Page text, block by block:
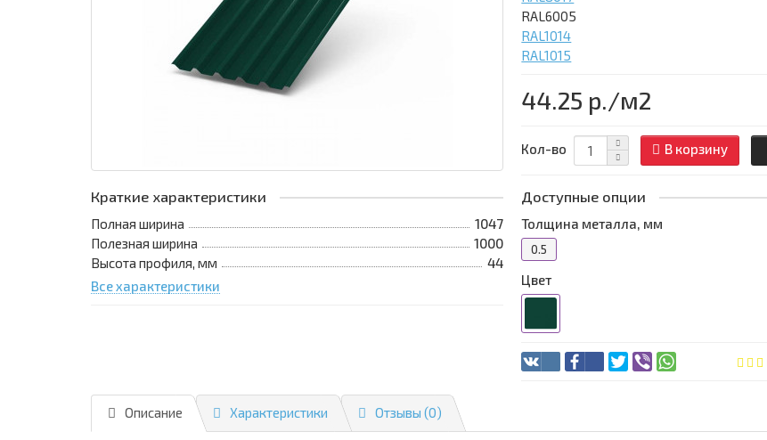
Краткие характеристики
Полная ширина
1047
Полезная ширина
1000
Высота профиля, мм
44
Все характеристики
RAL6005
RAL1014
RAL1015
44.25 р./м2
Кол-во В корзину
Доступные опции
Толщина металла, мм
0.5
Цвет
Описание Характеристики Отзывы (0)